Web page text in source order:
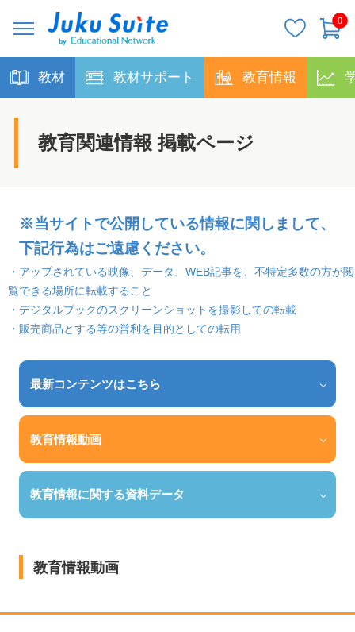
0
教材 教材サポート 教育情報
教育関連情報 掲載ページ
※当サイトで公開している情報に関しまして、
下記行為はご遠慮ください。
・アップされている映像、データ、WEB記事を、不特定多数の方が閲
覧できる場所に転載すること
・デジタルブックのスクリーンショットを撮影しての転載
・販売商品とする等の営利を目的としての転用
最新コンテンツはこちら
教育情報動画
教育情報に関する資料データ
教育情報動画